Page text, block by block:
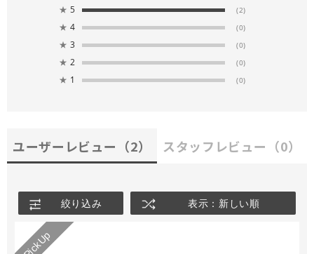
★ 5 (2)
★ 4 (0)
★ 3 (0)
★ 2 (0)
★ 1 (0)
ユーザーレビュー （2） スタッフレビュー （0）
絞り込み 表示：新しい順